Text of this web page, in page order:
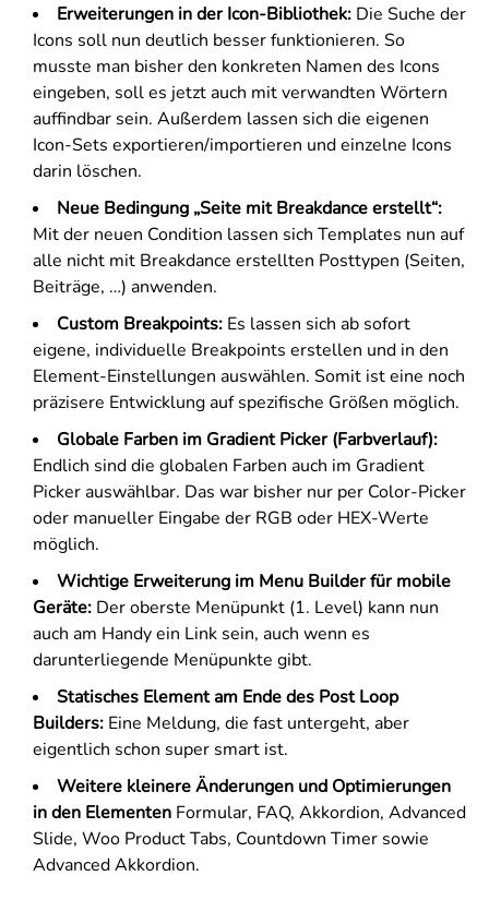
Erweiterungen in der Icon-Bibliothek: Die Suche der
Icons soll nun deutlich besser funktionieren. So
musste man bisher den konkreten Namen des Icons
eingeben, soll es jetzt auch mit verwandten Wörtern
auffindbar sein. Außerdem lassen sich die eigenen
Icon-Sets exportieren/importieren und einzelne Icons
darin löschen.
Neue Bedingung „Seite mit Breakdance erstellt“:
Mit der neuen Condition lassen sich Templates nun auf
alle nicht mit Breakdance erstellten Posttypen (Seiten,
Beiträge, …) anwenden.
Custom Breakpoints: Es lassen sich ab sofort
eigene, individuelle Breakpoints erstellen und in den
Element-Einstellungen auswählen. Somit ist eine noch
präzisere Entwicklung auf spezifische Größen möglich.
Globale Farben im Gradient Picker (Farbverlauf):
Endlich sind die globalen Farben auch im Gradient
Picker auswählbar. Das war bisher nur per Color-Picker
oder manueller Eingabe der RGB oder HEX-Werte
möglich.
Wichtige Erweiterung im Menu Builder für mobile
Geräte: Der oberste Menüpunkt (1. Level) kann nun
auch am Handy ein Link sein, auch wenn es
darunterliegende Menüpunkte gibt.
Statisches Element am Ende des Post Loop
Builders: Eine Meldung, die fast untergeht, aber
eigentlich schon super smart ist.
Weitere kleinere Änderungen und Optimierungen
in den Elementen Formular, FAQ, Akkordion, Advanced
Slide, Woo Product Tabs, Countdown Timer sowie
Advanced Akkordion.